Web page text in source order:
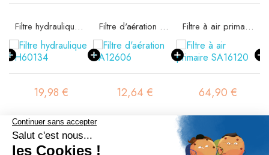
Filtre hydraulique SH60134
19,98 €
Filtre d'aération SA12606
12,64 €
Filtre à air primaire SA16120
64,90 €